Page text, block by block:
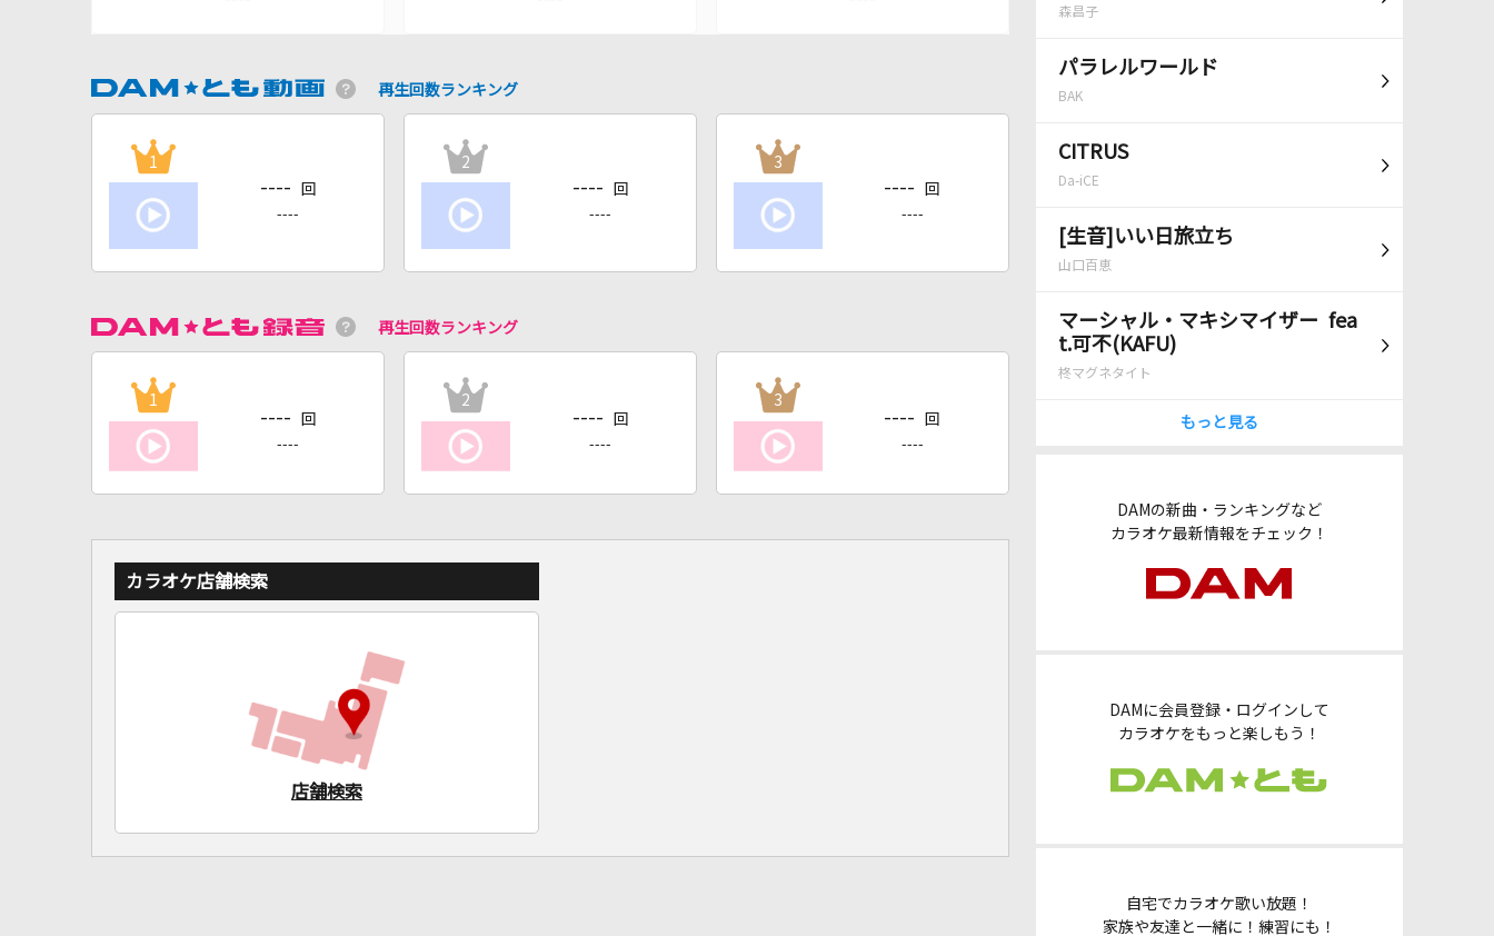
森昌子
パラレルワールド
BAK
CITRUS
Da-iCE
[生音]いい日旅立ち
山口百恵
マーシャル・マキシマイザー fea
t.可不(KAFU)
柊マグネタイト
もっと見る
DAMの新曲・ランキングなど
カラオケ最新情報をチェック！
DAMに会員登録・ログインして
カラオケをもっと楽しもう！
自宅でカラオケ歌い放題！
家族や友達と一緒に！練習にも！
再生回数ランキング
1
---- 回
----
2
---- 回
----
3
---- 回
----
再生回数ランキング
1
---- 回
----
2
---- 回
----
3
---- 回
----
カラオケ店舗検索
店舗検索